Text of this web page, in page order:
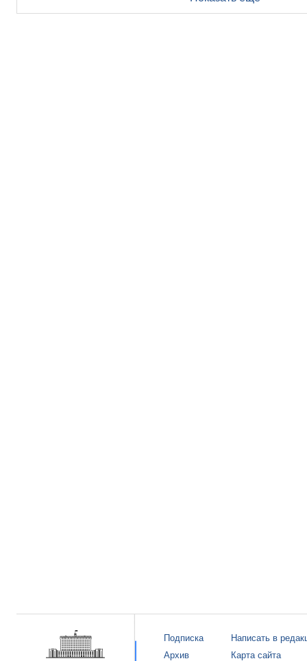
Подписка
Архив
Написать в
Карта сайта